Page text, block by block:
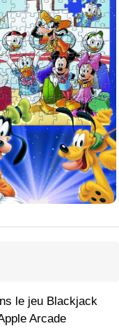
le jeu Blackjack
Arcade